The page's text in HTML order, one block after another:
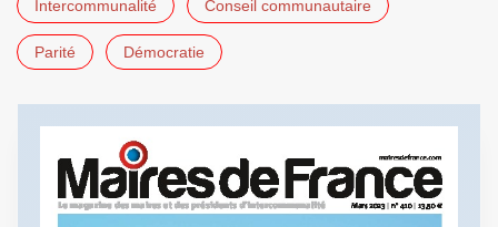
Intercommunalité
Conseil communautaire
Parité Démocratie